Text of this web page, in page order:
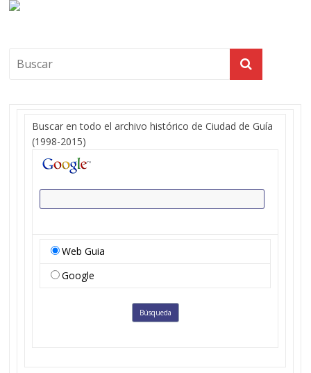
Buscar en todo el archivo histórico de Ciudad de Guía
(1998-2015)
Web Guia
Google